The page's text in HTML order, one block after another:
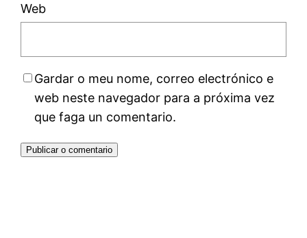
Web
Gardar o meu nome, correo electrónico e
web neste navegador para a próxima vez
que faga un comentario.